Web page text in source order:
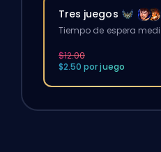
Tres juegos
Tiempo de espera
$12.00
$2.50 por juego